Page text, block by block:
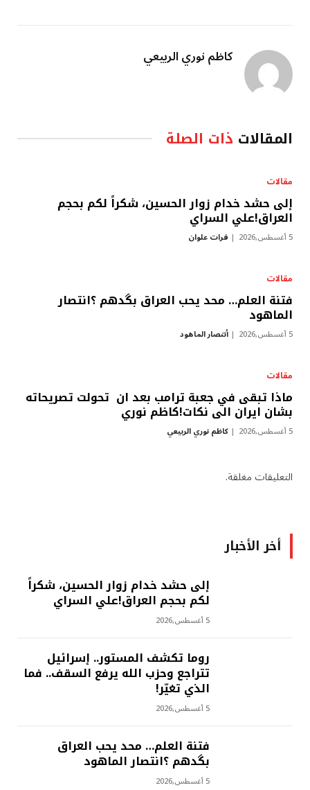
كاظم نوري الربيعي
المقالات ذات الصلة
مقالات
إلى حشد خدام زوار الحسين، شكراً لكم بحجم
العراق!علي السراي
5 أغسطس,2026 فرات علوان
مقالات
فتنة العلم… محد يحب العراق بگدهم ؟انتصار
الماهود
5 أغسطس,2026 أنتصار الماهود
مقالات
ماذا تبقى في جعبة ترامب بعد ان تحولت تصريحاته
بشان ايران الى نكات!كاظم نوري
5 أغسطس,2026 كاظم نوري الربيعي
التعليقات مغلقة.
أخر الأخبار
إلى حشد خدام زوار الحسين، شكراً
لكم بحجم العراق!علي السراي
5 أغسطس,2026
روما تكشف المستور.. إسرائيل
تتراجع وحزب الله يرفع السقف.. فما
الذي تغيّر!
5 أغسطس,2026
فتنة العلم… محد يحب العراق
بگدهم ؟انتصار الماهود
5 أغسطس,2026